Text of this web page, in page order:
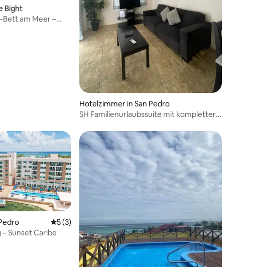
von 5, 10 Bewertungen
Bight
am Meer –
Hotelzimmer in San Pedro
SH Familienurlaubssuite mit kompletter
von 5, 6 Bewertungen
Durchschnittliche Bewertung: 5 von 5, 3 Bewertungen
5 (3)
– Sunset Caribe